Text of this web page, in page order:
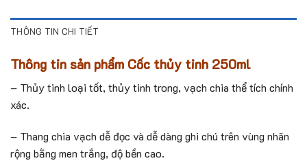
THÔNG TIN CHI TIẾT
Thông tin sản phẩm Cốc thủy tinh 250ml
– Thủy tinh loại tốt, thủy tinh trong, vạch chia thể tích chính
xác.
– Thang chia vạch dễ đọc và dễ dàng ghi chú trên vùng nhãn
rộng bằng men trắng, độ bền cao.